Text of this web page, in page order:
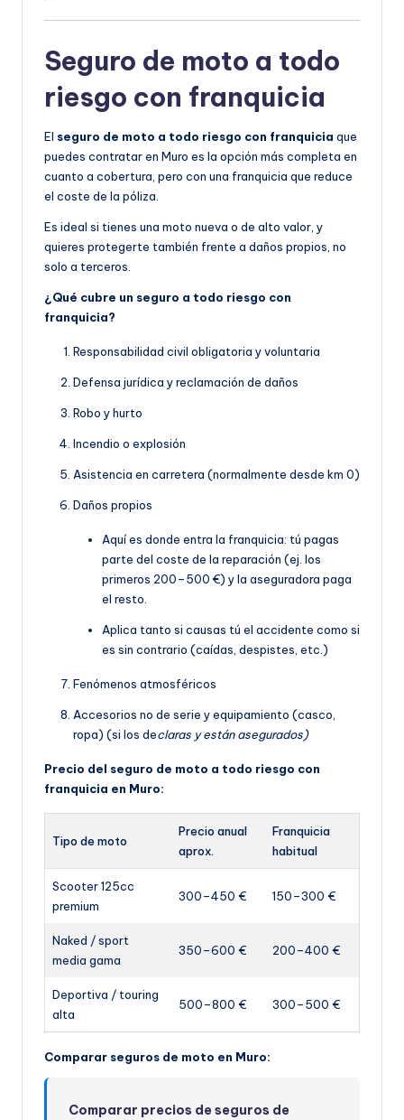
Seguro de moto a todo
riesgo con franquicia
El seguro de moto a todo riesgo con franquicia que
puedes contratar en Muro es la opción más completa en
cuanto a cobertura, pero con una franquicia que reduce
el coste de la póliza.
Es ideal si tienes una moto nueva o de alto valor, y
quieres protegerte también frente a daños propios, no
solo a terceros.
¿Qué cubre un seguro a todo riesgo con
franquicia?
Responsabilidad civil obligatoria y voluntaria
Defensa jurídica y reclamación de daños
Robo y hurto
Incendio o explosión
Asistencia en carretera (normalmente desde km 0)
Daños propios
Aquí es donde entra la franquicia: tú pagas
parte del coste de la reparación (ej. los
primeros 200–500 €) y la aseguradora paga
el resto.
Aplica tanto si causas tú el accidente como si
es sin contrario (caídas, despistes, etc.)
Fenómenos atmosféricos
Accesorios no de serie y equipamiento (casco,
ropa) (si los declaras y están asegurados)
Precio del seguro de moto a todo riesgo con
franquicia en Muro:
Tipo de moto
Precio anual
aprox.
Franquicia
habitual
Scooter 125cc
premium
300–450 € 150–300 €
Naked / sport
media gama
350–600 € 200–400 €
Deportiva / touring
alta
500–800 € 300–500 €
Comparar seguros de moto en Muro:
Comparar precios de seguros de